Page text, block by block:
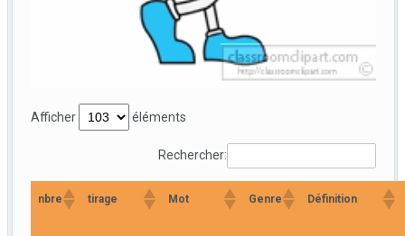
Afficher éléments
Rechercher:
nbre tirage Mot Genre Définition